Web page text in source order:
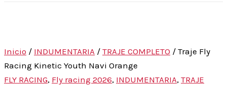
Inicio / INDUMENTARIA / TRAJE COMPLETO / Traje Fly
Racing Kinetic Youth Navi Orange
FLY RACING, Fly racing 2026, INDUMENTARIA, TRAJE